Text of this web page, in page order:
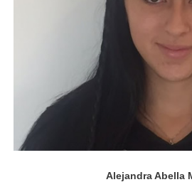
Comunicación Social y
Alejandra Abella